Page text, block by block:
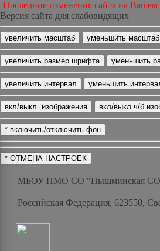
Последние изменения сайта на
Версия сайта для слабовидящих
МБОУ ПМО СО "Пышминская
Российская Федерация, 623550,